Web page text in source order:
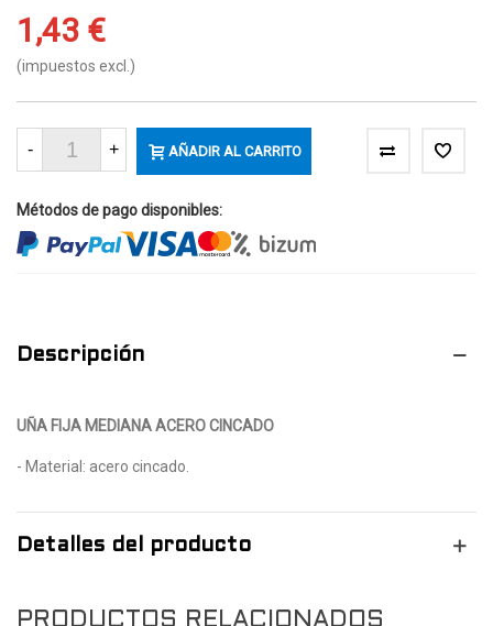
1,43 €
(impuestos excl.)
- + AÑADIR AL CARRITO
Métodos de pago disponibles:
Descripción
UÑA FIJA MEDIANA ACERO CINCADO
- Material: acero cincado.
Detalles del producto
PRODUCTOS RELACIONADOS